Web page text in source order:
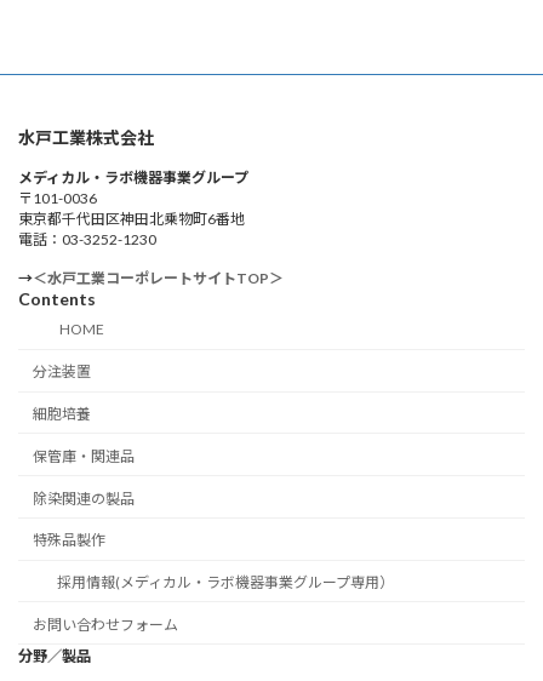
水戸工業株式会社
メディカル・ラボ機器事業グループ
〒101-0036
東京都千代田区神田北乗物町6番地
電話：03-3252-1230
→＜水戸工業コーポレートサイトTOP＞
Contents
HOME
分注装置
細胞培養
保管庫・関連品
除染関連の製品
特殊品製作
採用情報(メディカル・ラボ機器事業グループ専用）
お問い合わせフォーム
分野／製品